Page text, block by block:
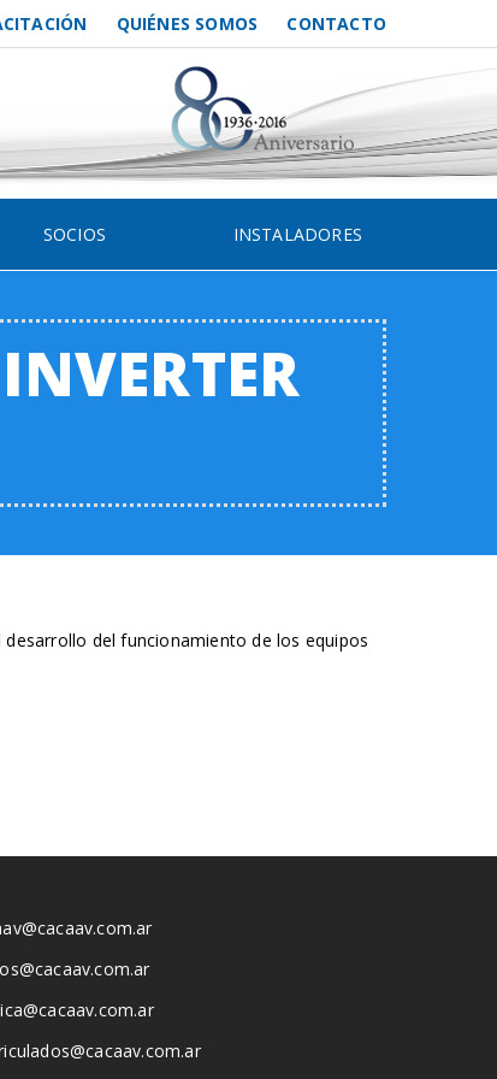
QUIÉNES SOMOS CONTACTO
SOCIOS INSTALADORES
desarrollo del funcionamiento de los equipos